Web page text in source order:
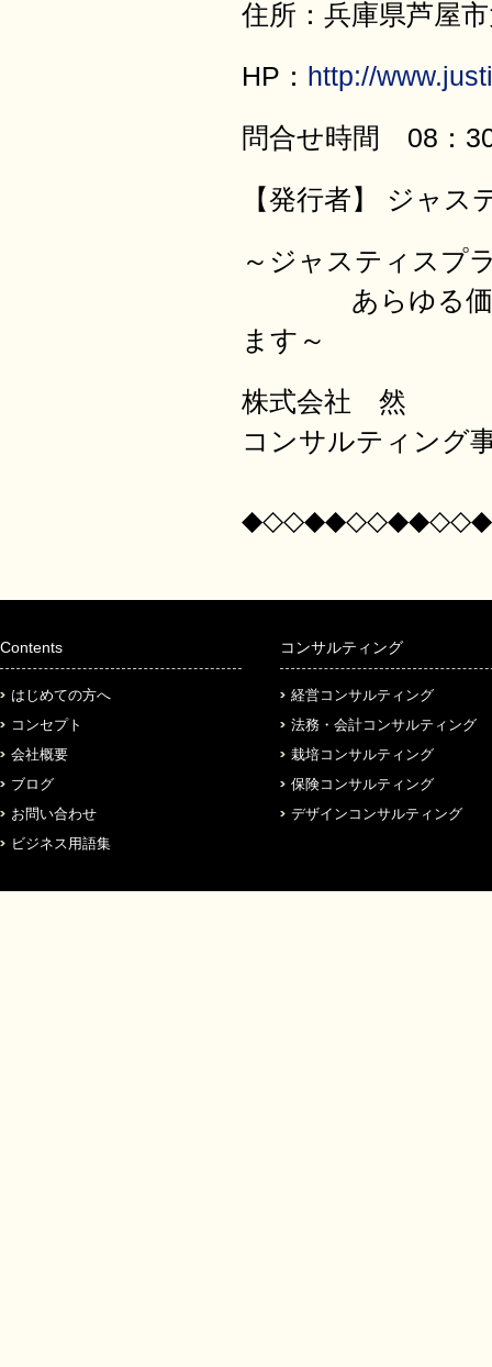
住所：兵庫県芦屋
HP： http://
問合せ時間 08：
【発行者】 ジャ
～ジャスティ
あらゆる価値を
ます～
株式会社 然
コンサルティング
Contents
はじめての方へ
コンセプト
会社概要
ブログ
お問い合わせ
ビジネス用語集
コンサルティング
経営コンサルティング
法務・会計コンサルティング
栽培コンサルティング
保険コンサルティング
デザインコンサルティング